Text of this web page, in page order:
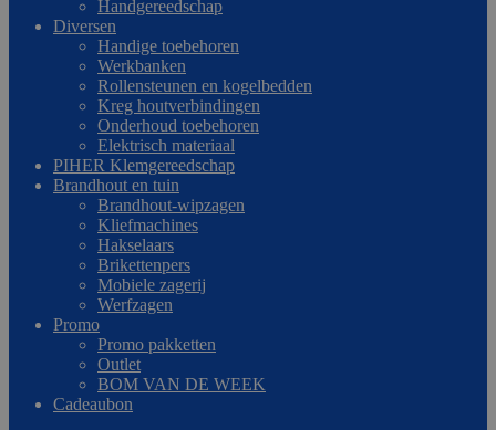
Handgereedschap
Diversen
Handige toebehoren
Werkbanken
Rollensteunen en kogelbedden
Kreg houtverbindingen
Onderhoud toebehoren
Elektrisch materiaal
PIHER Klemgereedschap
Brandhout en tuin
Brandhout-wipzagen
Kliefmachines
Hakselaars
Brikettenpers
Mobiele zagerij
Werfzagen
Promo
Promo pakketten
Outlet
BOM VAN DE WEEK
Cadeaubon